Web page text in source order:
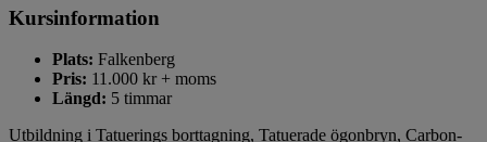
Kursinformation
Plats: Falkenberg
Pris: 11.000 kr + moms
Längd: 5 timmar
Utbildning i Tatuerings borttagning, Tatuerade ögonbryn, Carbon-